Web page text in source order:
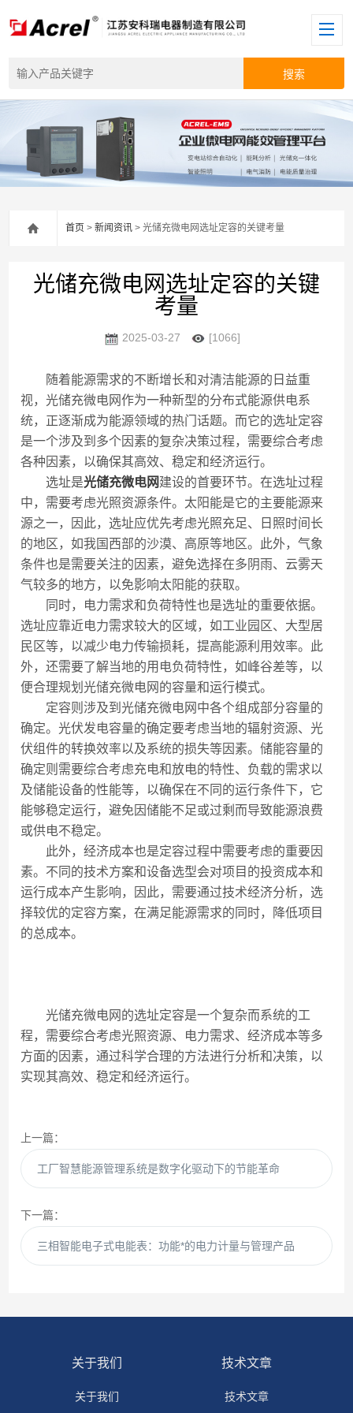
首页 >新闻资讯 > 光储充微电网选址定容的关键考量
光储充微电网选址定容的关键
考量
2025-03-27 [1066]
随着能源需求的不断增长和对清洁能源的日益重
视，光储充微电网作为一种新型的分布式能源供电系
统，正逐渐成为能源领域的热门话题。而它的选址定容
是一个涉及到多个因素的复杂决策过程，需要综合考虑
各种因素，以确保其高效、稳定和经济运行。
选址是光储充微电网建设的首要环节。在选址过程
中，需要考虑光照资源条件。太阳能是它的主要能源来
源之一，因此，选址应优先考虑光照充足、日照时间长
的地区，如我国西部的沙漠、高原等地区。此外，气象
条件也是需要关注的因素，避免选择在多阴雨、云雾天
气较多的地方，以免影响太阳能的获取。
同时，电力需求和负荷特性也是选址的重要依据。
选址应靠近电力需求较大的区域，如工业园区、大型居
民区等，以减少电力传输损耗，提高能源利用效率。此
外，还需要了解当地的用电负荷特性，如峰谷差等，以
便合理规划光储充微电网的容量和运行模式。
定容则涉及到光储充微电网中各个组成部分容量的
确定。光伏发电容量的确定要考虑当地的辐射资源、光
伏组件的转换效率以及系统的损失等因素。储能容量的
确定则需要综合考虑充电和放电的特性、负载的需求以
及储能设备的性能等，以确保在不同的运行条件下，它
能够稳定运行，避免因储能不足或过剩而导致能源浪费
或供电不稳定。
此外，经济成本也是定容过程中需要考虑的重要因
素。不同的技术方案和设备选型会对项目的投资成本和
运行成本产生影响，因此，需要通过技术经济分析，选
择较优的定容方案，在满足能源需求的同时，降低项目
的总成本。
光储充微电网的选址定容是一个复杂而系统的工
程，需要综合考虑光照资源、电力需求、经济成本等多
方面的因素，通过科学合理的方法进行分析和决策，以
实现其高效、稳定和经济运行。
上一篇：
工厂智慧能源管理系统是数字化驱动下的节能革命
下一篇：
三相智能电子式电能表：功能*的电力计量与管理产品
关于我们
关于我们
技术文章
技术文章